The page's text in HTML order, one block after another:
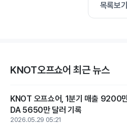
목록보기
KNOT오프쇼어 최근 뉴스
KNOT 오프쇼어, 1분기 매출 9200
DA 5650만 달러 기록
2026.05.29 05:21